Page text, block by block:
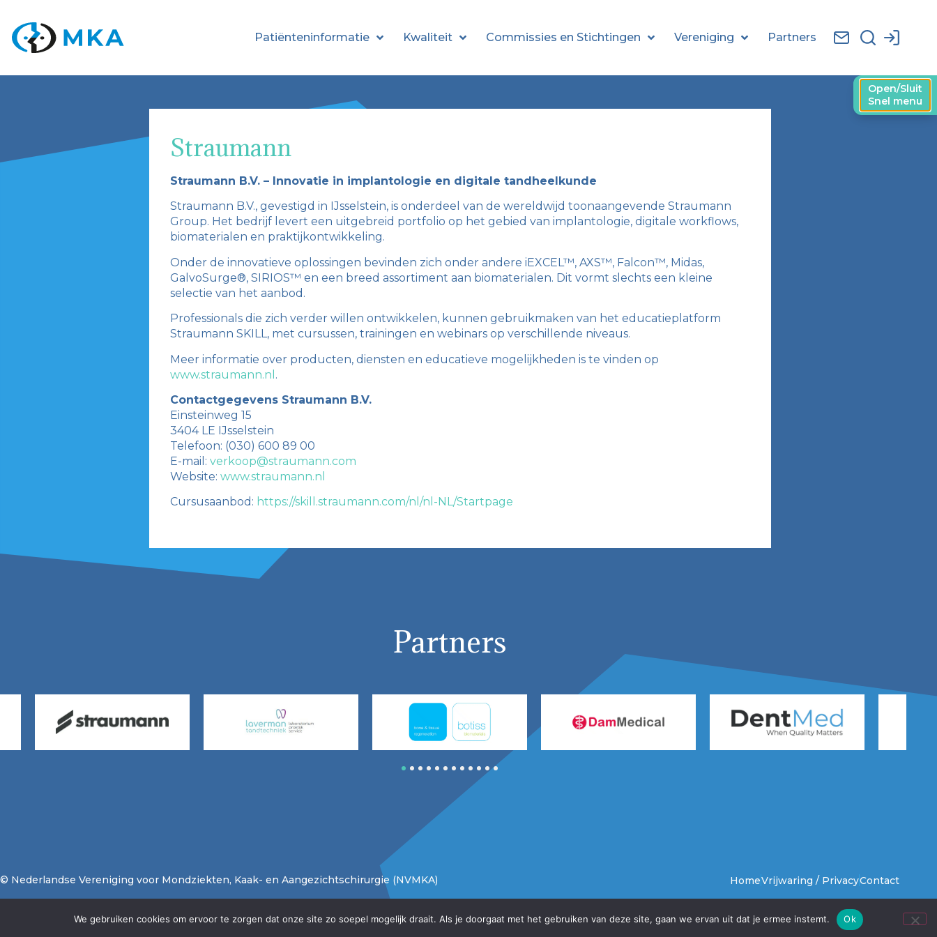
Patiënteninformatie Kwaliteit Commissies en Stichtingen Vereniging Partners
Straumann
Straumann B.V. – Innovatie in implantologie en digitale tandheelkunde
Straumann B.V., gevestigd in IJsselstein, is onderdeel van de wereldwijd toonaangevende Straumann
Group. Het bedrijf levert een uitgebreid portfolio op het gebied van implantologie, digitale workflows,
biomaterialen en praktijkontwikkeling.
Onder de innovatieve oplossingen bevinden zich onder andere iEXCEL™, AXS™, Falcon™, Midas,
GalvoSurge®, SIRIOS™ en een breed assortiment aan biomaterialen. Dit vormt slechts een kleine
selectie van het aanbod.
Professionals die zich verder willen ontwikkelen, kunnen gebruikmaken van het educatieplatform
Straumann SKILL, met cursussen, trainingen en webinars op verschillende niveaus.
Meer informatie over producten, diensten en educatieve mogelijkheden is te vinden op
www.straumann.nl .
Contactgegevens Straumann B.V.
Einsteinweg 15
3404 LE IJsselstein
Telefoon: (030) 600 89 00
E-mail:verkoop@straumann.com
Website:www.straumann.nl
Cursusaanbod: https://skill.straumann.com/nl/nl-NL/Startpage
Partners
5 6 7 8 9 1011 12
© Nederlandse Vereniging voor Mondziekten, Kaak- en Aangezichtschirurgie (NVMKA) HomeVrijwaring / PrivacyContact
We gebruiken cookies om ervoor te zorgen dat onze site zo soepel mogelijk draait. Als je doorgaat met het gebruiken van deze site, gaan we ervan uit dat je ermee instemt. Ok
Open/Sluit
Snel menu